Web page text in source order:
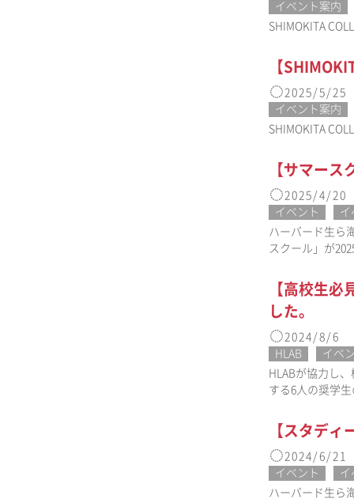
イベント案内
SHIMOKITA
【
2025/5/25
イベント案内
SHIMOKITA
【サマー
2025/4/20
イベント
イ
ハーバード生ら
スクール」が
【高校生
した。
2024/8/6
HLAB
イベ
HLABが協力し
する6人の奨学
【スタデ
2024/6/21
イベント
イ
ハーバード生ら